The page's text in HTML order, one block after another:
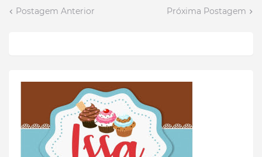
Postagem Anterior Próxima Postagem